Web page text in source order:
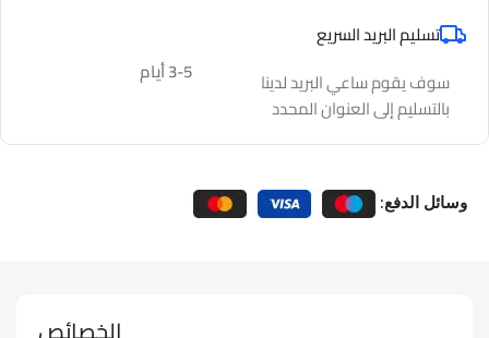
تسليم البريد السريع
سوف يقوم ساعي البريد لدينا
بالتسليم إلى العنوان المحدد
3-5 أيام
وسائل الدفع: